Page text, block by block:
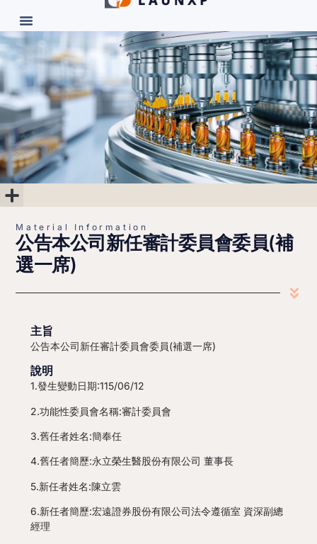
Material Information
公告本公司新任審計委員會委員(補
選一席)
主旨
公告本公司新任審計委員會委員(補選一席)
說明
1.發生變動日期:115/06/12
2.功能性委員會名稱:審計委員會
3.舊任者姓名:簡奉任
4.舊任者簡歷:永立榮生醫股份有限公司 董事長
5.新任者姓名:陳立雲
6.新任者簡歷:宏遠證券股份有限公司法令遵循室 資深副總
經理